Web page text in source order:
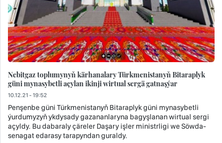
Nebitgaz toplumynyň kärhanalary Türkmenistanyň Bitaraplyk
güni mynasybetli açylan ikinji wirtual sergä gatnaşýar
10.12.21 - 19:52
Penşenbe güni Türkmenistanyň Bitaraplyk güni mynasybetli
ýurdumyzyň ykdysady gazananlaryna bagyşlanan wirtual sergi
açyldy. Bu dabaraly çäreler Daşary işler ministrligi we Söwda-
senagat edarasy tarapyndan guraldy.